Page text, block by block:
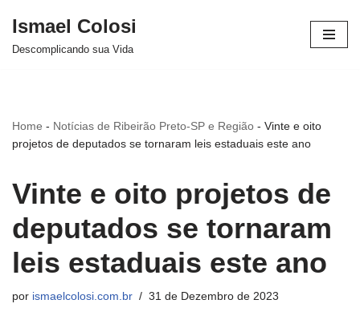
Avançar
Ismael Colosi
Descomplicando sua Vida
Home - Notícias de Ribeirão Preto-SP e Região - Vinte e oito
projetos de deputados se tornaram leis estaduais este ano
Vinte e oito projetos de
deputados se tornaram
leis estaduais este ano
por ismaelcolosi.com.br 31 de Dezembro de 2023